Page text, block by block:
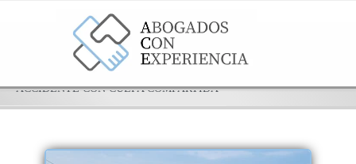
ACCIDENTE CON CULPA COMPARTIDA